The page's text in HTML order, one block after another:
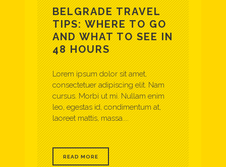
BELGRADE TRAVEL
TIPS: WHERE TO GO
AND WHAT TO SEE IN
48 HOURS
Lorem ipsum dolor sit amet,
consectetuer adipiscing elit. Nam
cursus. Morbi ut mi. Nullam enim
leo, egestas id, condimentum at,
laoreet mattis, massa....
READ MORE